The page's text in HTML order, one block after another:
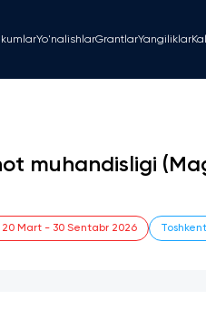
Yo'nalishlarGrantlarYangiliklar
muhandisligi
20 Mart - 30 Sentabr 2026